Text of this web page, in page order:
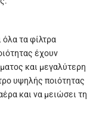
όλα τα φίλτρα
έχουν
και μεγαλύτερη
υψηλής ποιότητας
και να μειώσει τη